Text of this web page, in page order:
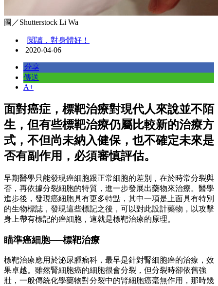
圖／Shutterstock Li Wa
閱讀，對身體好！
2020-04-06
分享
傳送
A+
面對癌症，標靶治療對現代人來說並不陌
生，但有些標靶治療仍屬比較新的治療方
式，不但尚未納入健保，也不確定未來是
否有副作用，必須審慎評估。
早期醫學只能發現癌細胞跟正常細胞的差別，在於時常分裂與
否，再依據分裂細胞的特質，進一步發展出藥物來治療。醫學
進步後，發現癌細胞具有更多特點，其中一項是上面具有特別
的生物標誌，發現這些標記之後，可以對此設計藥物，以攻擊
身上帶有標記的癌細胞，這就是標靶治療的原理。
瞄準癌細胞──標靶治療
標靶治療應用於泌尿腫瘤科，最早是針對腎細胞癌的治療，效
果卓越。雖然腎細胞癌的細胞很會分裂，但分裂時卻依舊強
壯，一般傳統化學藥物對分裂中的腎細胞癌毫無作用，那時幾